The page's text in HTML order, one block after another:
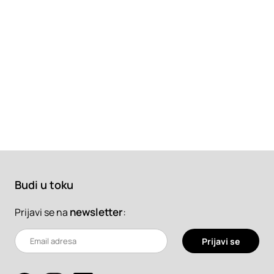
Budi u toku
Prijavi se na newsletter:
Prijavi se